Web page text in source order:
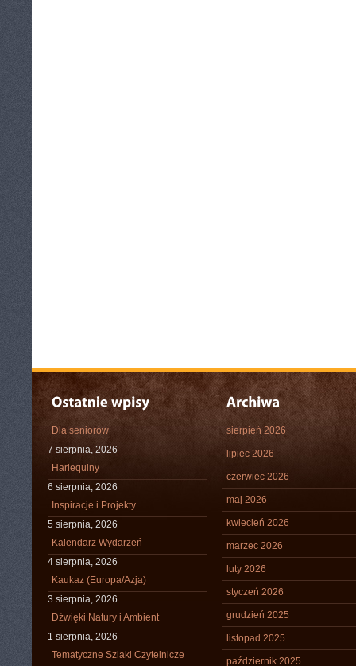
Dla seniorów
7 sierpnia, 2026
Harlequiny
6 sierpnia, 2026
Inspiracje i Projekty
5 sierpnia, 2026
Kalendarz Wydarzeń
4 sierpnia, 2026
Kaukaz (Europa/Azja)
3 sierpnia, 2026
Dźwięki Natury i Ambient
1 sierpnia, 2026
Tematyczne Szlaki Czytelnicze
sierpień 2026
lipiec 2026
czerwiec 2026
maj 2026
kwiecień 2026
marzec 2026
luty 2026
styczeń 2026
grudzień 2025
listopad 2025
październik 2025